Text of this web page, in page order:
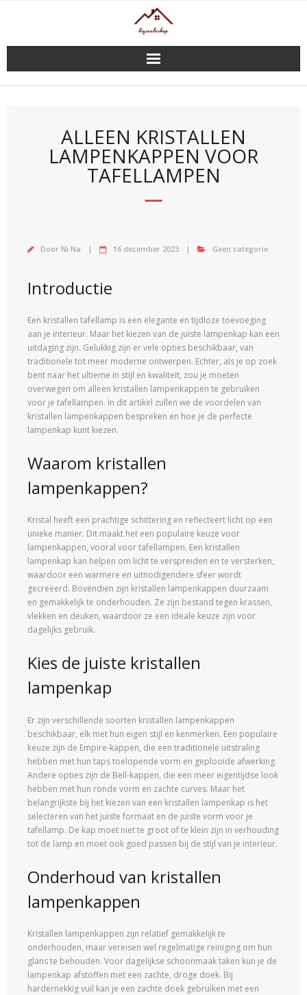
ALLEEN KRISTALLEN
LAMPENKAPPEN VOOR
TAFELLAMPEN
Door Ni Na 16 december 2023 Geen categorie
Introductie
Een kristallen tafellamp is een elegante en tijdloze toevoeging
aan je interieur. Maar het kiezen van de juiste lampenkap kan een
uitdaging zijn. Gelukkig zijn er vele opties beschikbaar, van
traditionele tot meer moderne ontwerpen. Echter, als je op zoek
bent naar het ultieme in stijl en kwaliteit, zou je moeten
overwegen om alleen kristallen lampenkappen te gebruiken
voor je tafellampen. In dit artikel zullen we de voordelen van
kristallen lampenkappen bespreken en hoe je de perfecte
lampenkap kunt kiezen.
Waarom kristallen
lampenkappen?
Kristal heeft een prachtige schittering en reflecteert licht op een
unieke manier. Dit maakt het een populaire keuze voor
lampenkappen, vooral voor tafellampen. Een kristallen
lampenkap kan helpen om licht te verspreiden en te versterken,
waardoor een warmere en uitnodigendere sfeer wordt
gecreëerd. Bovendien zijn kristallen lampenkappen duurzaam
en gemakkelijk te onderhouden. Ze zijn bestand tegen krassen,
vlekken en deuken, waardoor ze een ideale keuze zijn voor
dagelijks gebruik.
Kies de juiste kristallen
lampenkap
Er zijn verschillende soorten kristallen lampenkappen
beschikbaar, elk met hun eigen stijl en kenmerken. Een populaire
keuze zijn de Empire-kappen, die een traditionele uitstraling
hebben met hun taps toelopende vorm en geplooide afwerking.
Andere opties zijn de Bell-kappen, die een meer eigentijdse look
hebben met hun ronde vorm en zachte curves. Maar het
belangrijkste bij het kiezen van een kristallen lampenkap is het
selecteren van het juiste formaat en de juiste vorm voor je
tafellamp. De kap moet niet te groot of te klein zijn in verhouding
tot de lamp en moet ook goed passen bij de stijl van je interieur.
Onderhoud van kristallen
lampenkappen
Kristallen lampenkappen zijn relatief gemakkelijk te
onderhouden, maar vereisen wel regelmatige reiniging om hun
glans te behouden. Voor dagelijkse schoonmaak taken kun je de
lampenkap afstoffen met een zachte, droge doek. Bij
hardernekkig vuil kan je een zachte doek gebruiken met een